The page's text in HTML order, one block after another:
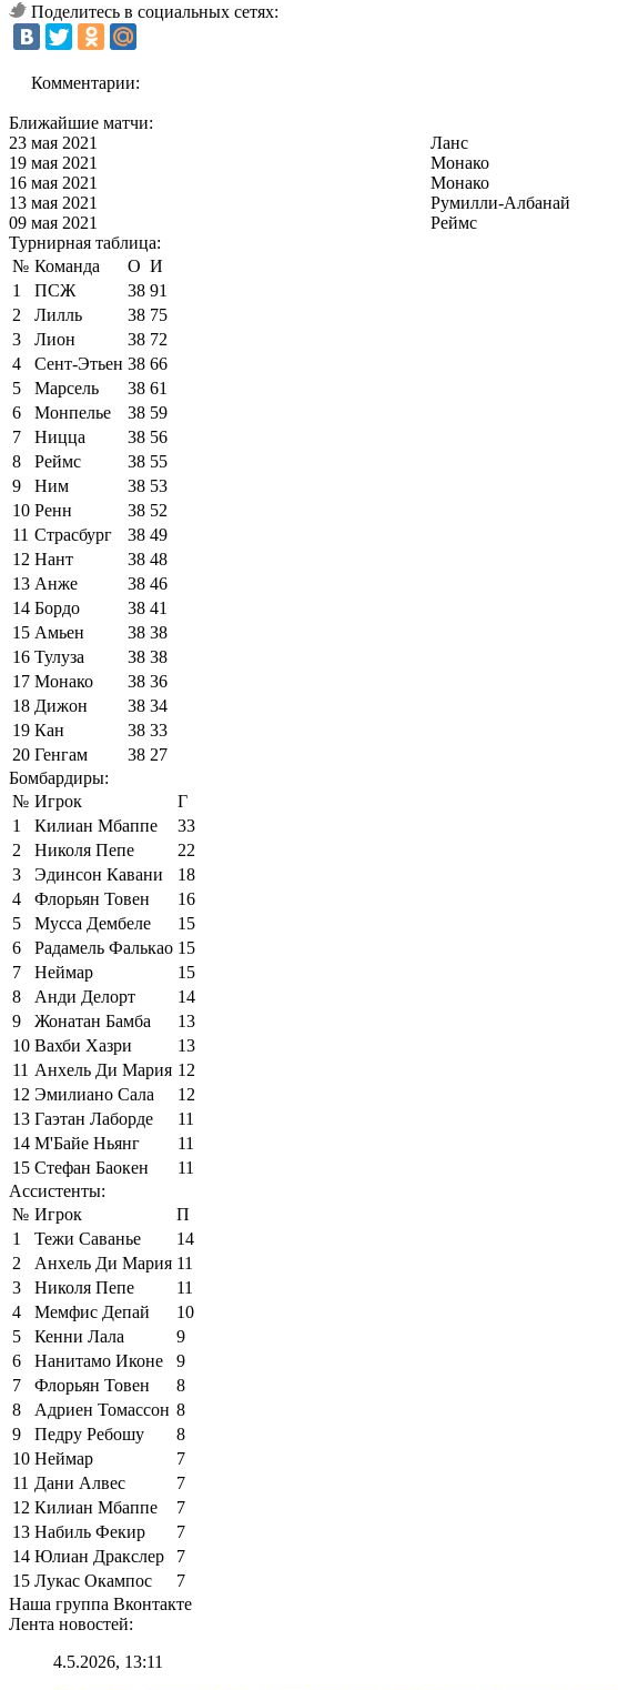
Поделитесь в социальных сетях:
Комментарии:
Ближайшие матчи:
23 мая 2021
Ланс
19 мая 2021
Монако
16 мая 2021
Монако
13 мая 2021
Румилли-Албанай
09 мая 2021
Реймс
Турнирная таблица:
№ Команда О И
1
ПСЖ 38 91
2
Лилль 38 75
3
Лион 38 72
4
Сент-Этьен 38 66
5
Марсель 38 61
6
Монпелье 38 59
7
Ницца 38 56
8
Реймс 38 55
9
Ним 38 53
10 Ренн 38 52
11 Страсбург 38 49
12 Нант 38 48
13 Анже 38 46
14 Бордо 38 41
15 Амьен 38 38
16 Тулуза 38 38
17 Монако 38 36
18 Дижон 38 34
19 Кан 38 33
20 Генгам 38 27
Бомбардиры:
№ Игрок
Г
1
Килиан Мбаппе
33
2
Николя Пепе
22
3
Эдинсон Кавани
18
4
Флорьян Товен
16
5
Мусса Дембеле
15
6
Радамель Фалькао 15
7
Неймар
15
8
Анди Делорт
14
9
Жонатан Бамба
13
10 Вахби Хазри
13
11 Анхель Ди Мария 12
12 Эмилиано Сала
12
13 Гаэтан Лаборде
11
14 М'Байе Ньянг
11
15 Стефан Баокен
11
Ассистенты:
№ Игрок
П
1
Тежи Саванье
14
2
Анхель Ди Мария 11
3
Николя Пепе
11
4
Мемфис Депай
10
5
Кенни Лала
9
6
Нанитамо Иконе
9
7
Флорьян Товен
8
8
Адриен Томассон 8
9
Педру Ребошу
8
10 Неймар
7
11 Дани Алвес
7
12 Килиан Мбаппе
7
13 Набиль Фекир
7
14 Юлиан Дракслер
7
15 Лукас Окампос
7
Наша группа Вконтакте
Лента новостей:
4.5.2026, 13:11